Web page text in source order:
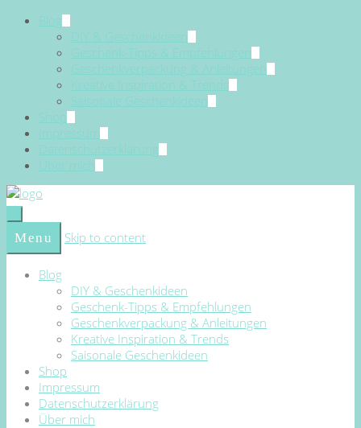
Blog
DIY & Geschenkideen
Geschenk-Tipps & Empfehlungen
Geschenkverpackung & Anleitungen
Kreative Inspiration & Trends
Saisonale Geschenkideen
Shop
Impressum
Datenschutzerklärung
Über mich
Menu Skip to content
Blog
DIY & Geschenkideen
Geschenk-Tipps & Empfehlungen
Geschenkverpackung & Anleitungen
Kreative Inspiration & Trends
Saisonale Geschenkideen
Shop
Impressum
Datenschutzerklärung
Über mich